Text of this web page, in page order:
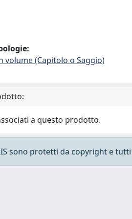
volume (Capitolo o Saggio)
a questo prodotto.
sono protetti da copyright e